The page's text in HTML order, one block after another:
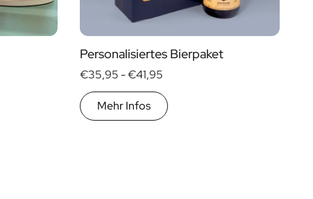
Personalisiertes Bierpaket
€35,95 -€41,95
Mehr Infos